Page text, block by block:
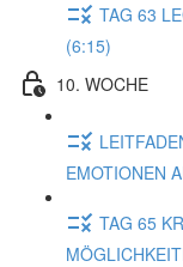
TAG 63
(6:15)
10. WOCHE
EMOTIONEN
TAG 65